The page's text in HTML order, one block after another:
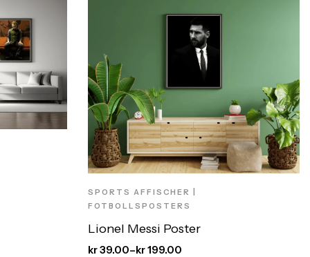
SPORTS AFFISCHER |
FOTBOLLSPOSTERS
Lionel Messi Poster
kr39.00–kr199.00